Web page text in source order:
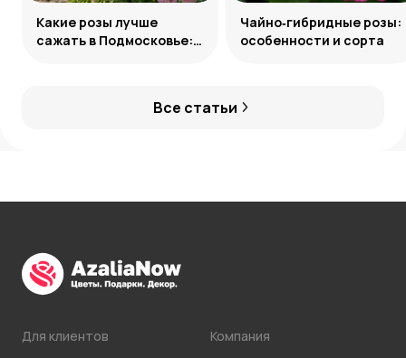
Все статьи
Какие розы лучше
сажать в Подмосковье:
Чайно‑гибридные розы:
особенности и сорта
Для клиентов Компания